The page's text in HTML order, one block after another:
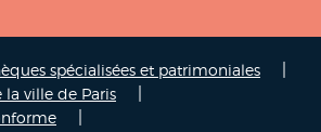
spécialisées et patrimoniales
la ville de Paris